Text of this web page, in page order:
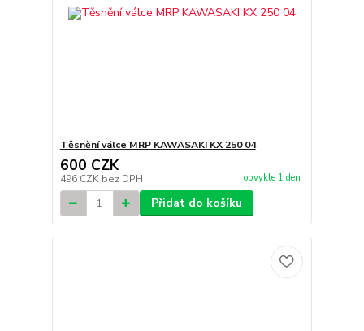
Těsnění válce MRP KAWASAKI KX 250 04
600 CZK
496 CZK bez DPH obvykle 1 den
Přidat do košíku